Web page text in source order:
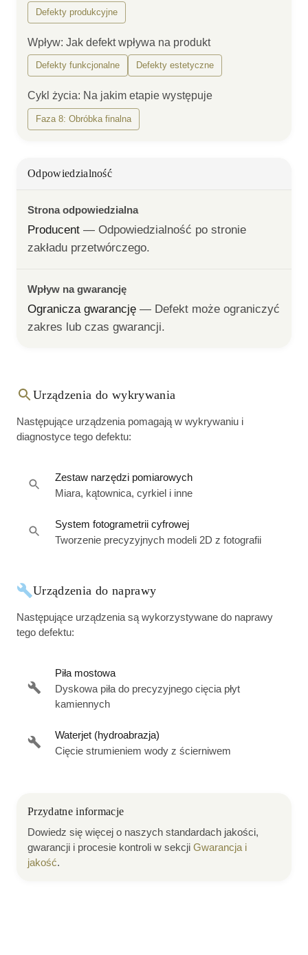
Defekty produkcyjne
Wpływ:Jak defekt wpływa na produkt
Defekty funkcjonalne Defekty estetyczne
Cykl życia: Na jakim etapie występuje
Faza 8: Obróbka finalna
Odpowiedzialność
Strona odpowiedzialna
Producent — Odpowiedzialność po stronie
zakładu przetwórczego.
Wpływ na gwarancję
Ogranicza gwarancję — Defekt może ograniczyć
zakres lub czas gwarancji.
Urządzenia do wykrywania
Następujące urządzenia pomagają w wykrywaniu i
diagnostyce tego defektu:
Zestaw narzędzi pomiarowych
Miara, kątownica, cyrkiel i inne
System fotogrametrii cyfrowej
Tworzenie precyzyjnych modeli 2D z fotografii
Urządzenia do naprawy
Następujące urządzenia są wykorzystywane do naprawy
tego defektu:
Piła mostowa
Dyskowa piła do precyzyjnego cięcia płyt
kamiennych
Waterjet (hydroabrazja)
Cięcie strumieniem wody z ścierniwem
Przydatne informacje
Dowiedz się więcej o naszych standardach jakości,
gwarancji i procesie kontroli w sekcji Gwarancja i
jakość.